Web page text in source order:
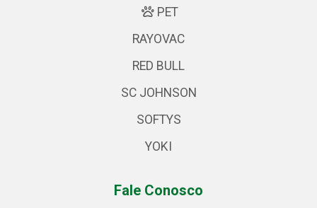
PET
RAYOVAC
RED BULL
SC JOHNSON
SOFTYS
YOKI
Fale Conosco